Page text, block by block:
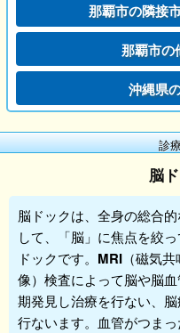
那覇市の隣接
那覇市の
沖縄県
診
脳
脳ドックは、全身の総合
して、「脳」に焦点を絞
ドックです。 MRI （磁気
像）検査によって脳や脳
期発見し治療を行ない、
行ないます。血管がつま